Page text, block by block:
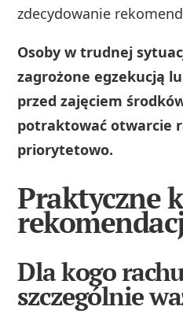
zdecydowanie
Osoby w trudnej
zagrożone egzekucją
przed zajęciem
potraktować otwarcie
priorytetowo.
Praktyczne
Dla kogo
szczególnie